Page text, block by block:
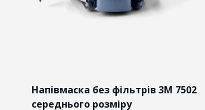
Напівмаска без фільтрів 3M 7502
середнього розміру